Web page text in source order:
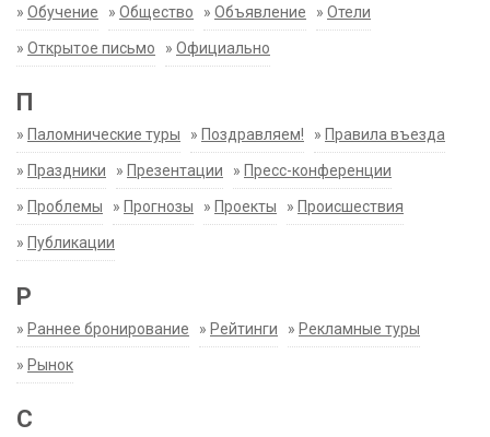
» Обучение » Общество » Объявление » Отели
» Открытое письмо » Официально
П
» Паломнические туры » Поздравляем! » Правила въезда
» Праздники » Презентации » Пресс-конференции
» Проблемы » Прогнозы » Проекты » Происшествия
» Публикации
Р
» Раннее бронирование » Рейтинги » Рекламные туры
» Рынок
С